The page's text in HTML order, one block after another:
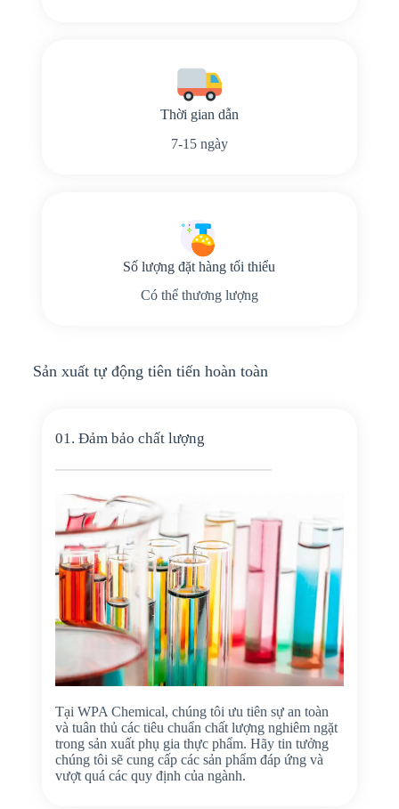
Thời gian dẫn
7-15 ngày
Số lượng đặt hàng tối thiểu
Có thể thương lượng
Sản xuất tự động tiên tiến hoàn toàn
01. Đảm bảo chất lượng
Tại WPA Chemical, chúng tôi ưu tiên sự an toàn
và tuân thủ các tiêu chuẩn chất lượng nghiêm ngặt
trong sản xuất phụ gia thực phẩm. Hãy tin tưởng
chúng tôi sẽ cung cấp các sản phẩm đáp ứng và
vượt quá các quy định của ngành.